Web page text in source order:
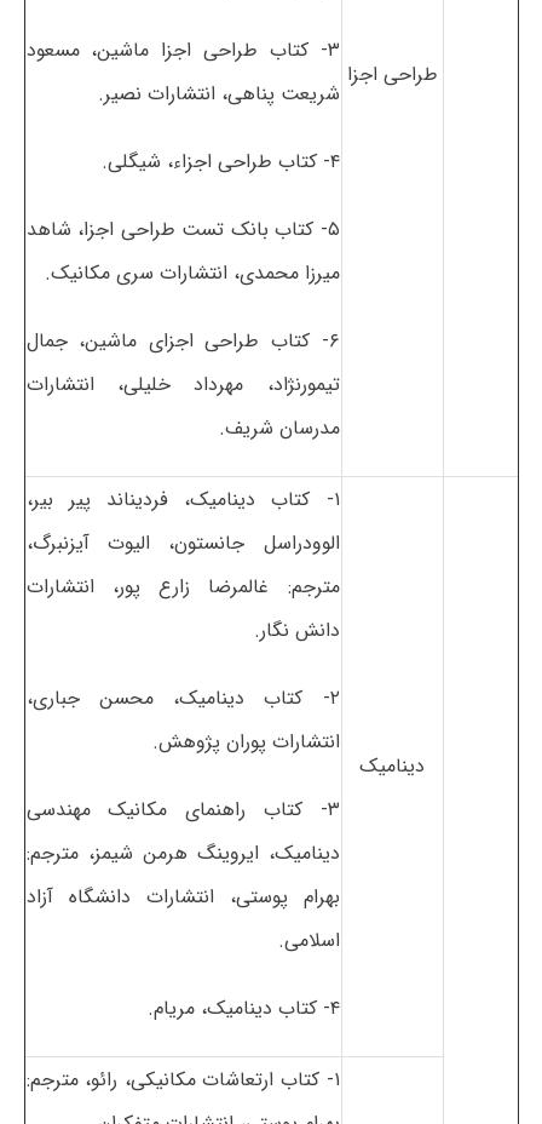
طراحی اجزا
۳- کتاب طراحی اجزا ماشین، مسعود
شریعت پناهی، انتشارات نصیر.
۴- کتاب طراحی اجزاء، شیگلی.
۵- کتاب بانک تست طراحی اجزا، شاهد
میرزا محمدی، انتشارات سری مکانیک.
۶- کتاب طراحی اجزای ماشین، جمال
تیمورنژاد، مهرداد خلیلی، انتشارات
مدرسان شریف.
دینامیک
۱- کتاب دینامیک، فردیناند پیر بیر،
الوودراسل جانستون، الیوت آیزنبرگ،
مترجم: غالمرضا زارع پور، انتشارات
دانش نگار.
۲- کتاب دینامیک، محسن جباری،
انتشارات پوران پژوهش.
۳- کتاب راهنمای مکانیک مهندسی
دینامیک، ایروینگ هرمن شیمز، مترجم:
بهرام پوستی، انتشارات دانشگاه آزاد
اسلامی.
۴- کتاب دینامیک، مریام.
۱- کتاب ارتعاشات مکانیکی، رائو، مترجم: